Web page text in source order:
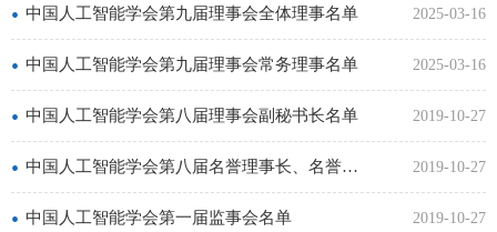
• 中国人工智能学会第九届理事会全体理事名单 2025-03-16
• 中国人工智能学会第九届理事会常务理事名单 2025-03-16
• 中国人工智能学会第八届理事会副秘书长名单 2019-10-27
• 中国人工智能学会第八届名誉理事长、名誉副理事长名单 2019-10-27
• 中国人工智能学会第一届监事会名单 2019-10-27